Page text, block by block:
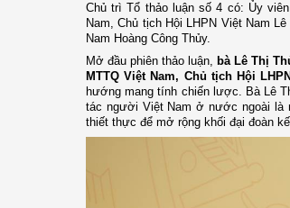
Chủ trì Tổ thảo luận số 4 có: Ủy
Nam, Chủ tịch Hội LHPN Việt Nam
Nam Hoàng Công Thủy.
Mở đầu phiên thảo luận, bà Lê Thị
MTTQ Việt Nam, Chủ tịch Hội
hướng mang tính chiến lược. Bà Lê
tác người Việt Nam ở nước ngoài là
thiết thực để mở rộng khối đại đoàn